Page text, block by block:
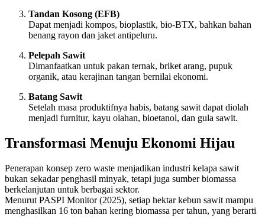
Tandan Kosong (EFB)
Dapat menjadi kompos, bioplastik, bio-BTX, bahkan bahan
benang rayon dan jaket antipeluru.
Pelepah Sawit
Dimanfaatkan untuk pakan ternak, briket arang, pupuk
organik, atau kerajinan tangan bernilai ekonomi.
Batang Sawit
Setelah masa produktifnya habis, batang sawit dapat diolah
menjadi furnitur, kayu olahan, bioetanol, dan gula sawit.
Transformasi Menuju Ekonomi Hijau
Penerapan konsep zero waste menjadikan industri kelapa sawit
bukan sekadar penghasil minyak, tetapi juga sumber biomassa
berkelanjutan untuk berbagai sektor.
Menurut PASPI Monitor (2025), setiap hektar kebun sawit mampu
menghasilkan 16 ton bahan kering biomassa per tahun, yang berarti